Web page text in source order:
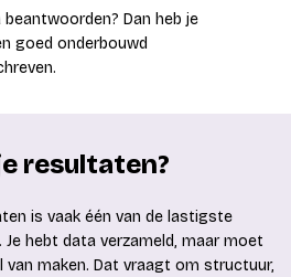
Dan heb je
goed onderbouwd
resultaten?
is vaak één van de lastigste
hebt data verzameld, maar moet
van maken. Dat vraagt om structuur,